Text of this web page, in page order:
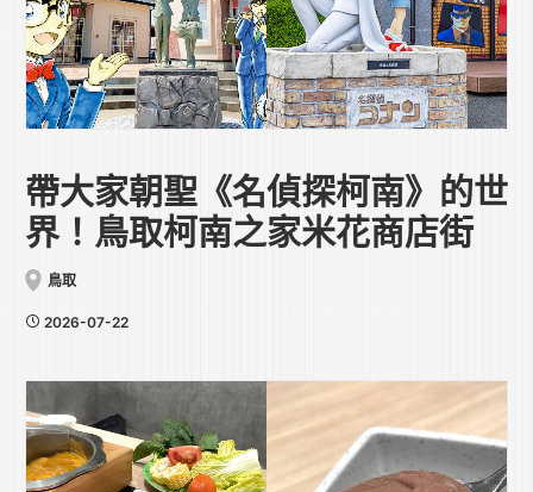
帶大家朝聖《名偵探柯南》的世
界！鳥取柯南之家米花商店街
鳥取
2026-07-22